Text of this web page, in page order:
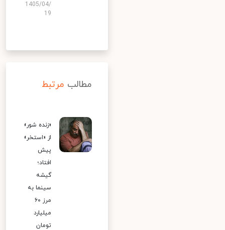
1405/04/
19
مطالب مرتبط
«زنده شور»
از «استخر»
پیش
افتاد؛
گیشه
سینما به
مرز ۶۰
میلیارد
تومان